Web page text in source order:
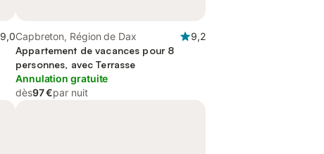
9,0Capbreton, Région de Dax
9,2
Appartement de vacances pour 8
personnes, avec Terrasse
Annulation gratuite
dès97 €par nuit